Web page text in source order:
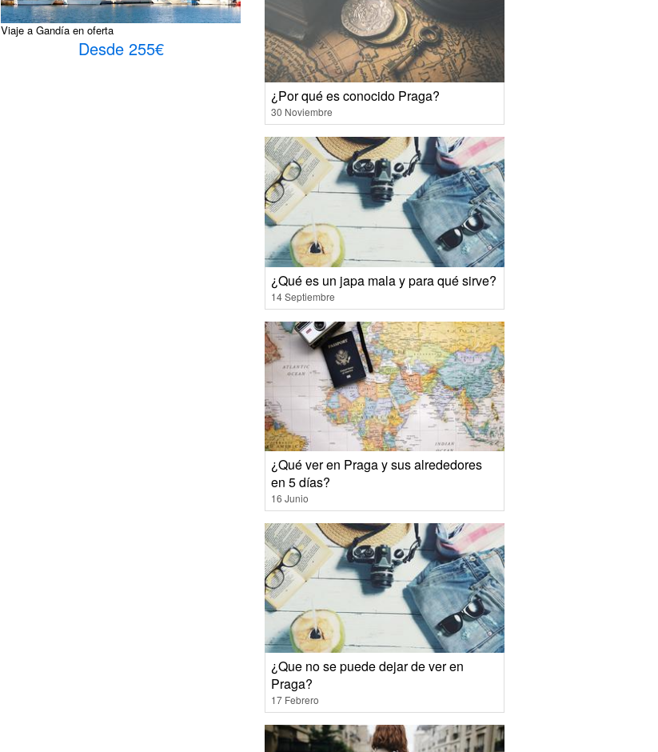
Viaje a Gandía en oferta
Desde 255€
¿Por qué es conocido Praga?
30 Noviembre
¿Qué es un japa mala y para qué sirve?
14 Septiembre
¿Qué ver en Praga y sus alrededores
en 5 días?
16 Junio
¿Que no se puede dejar de ver en
Praga?
17 Febrero